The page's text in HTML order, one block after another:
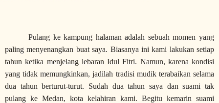
Pulang ke kampung halaman adalah sebuah momen yang
paling menyenangkan buat saya. Biasanya ini kami lakukan setiap
tahun ketika menjelang lebaran Idul Fitri. Namun, karena kondisi
yang tidak memungkinkan, jadilah tradisi mudik terabaikan selama
dua tahun berturut-turut. Sudah dua tahun saya dan suami tak
pulang ke Medan, kota kelahiran kami. Begitu kemarin suami